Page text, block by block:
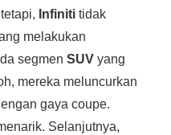
Infinititidak
melakukan
segmen SUVyang
mereka meluncurkan
gaya coupe.
Selanjutnya,